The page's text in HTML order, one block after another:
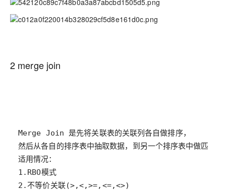
2 merge join
1.RBO模式